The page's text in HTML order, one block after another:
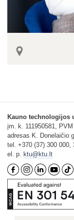
Kauno technologijos
įm. k. 111950581,
adresas K. Donelaičio
tel. +370 (37) 300 000,
el. p. ktu@ktu.lt